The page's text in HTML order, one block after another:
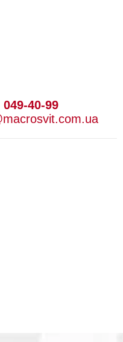
049-40-99